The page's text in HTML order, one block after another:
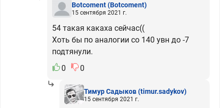
Botcoment(Botcoment)
15 сентября 2021 г.
54 такая какаха сейчас((
Хоть бы по аналогии со 140 увн до -7
подтянули.
0
0
Тимур Садыков(timur.sadykov)
15 сентября 2021 г.